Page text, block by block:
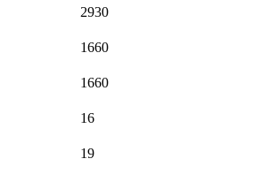
2930
1660
1660
16
19